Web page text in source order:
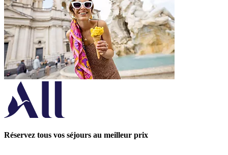
Réservez tous vos séjours au meilleur prix